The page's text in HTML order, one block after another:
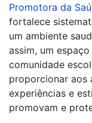
Promotora da
fortalece
um ambiente
assim, um
comunidade
proporcionar aos
experiências e
promovam e